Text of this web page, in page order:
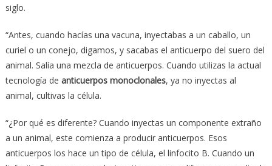
siglo.
“Antes, cuando hacías una vacuna, inyectabas a un caballo, un
curiel o un conejo, digamos, y sacabas el anticuerpo del suero del
animal. Salía una mezcla de anticuerpos. Cuando utilizas la actual
tecnología de anticuerpos monoclonales, ya no inyectas al
animal, cultivas la célula.
“¿Por qué es diferente? Cuando inyectas un componente extraño
a un animal, este comienza a producir anticuerpos. Esos
anticuerpos los hace un tipo de célula, el linfocito B. Cuando un